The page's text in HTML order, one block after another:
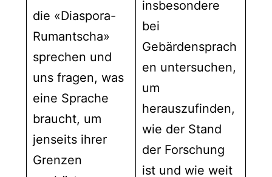
die «Diaspora-
Rumantscha»
sprechen und
uns fragen, was
eine Sprache
braucht, um
jenseits ihrer
Grenzen
insbesondere
bei
Gebärdensprach
en untersuchen,
um
herauszufinden,
wie der Stand
der Forschung
ist und wie weit